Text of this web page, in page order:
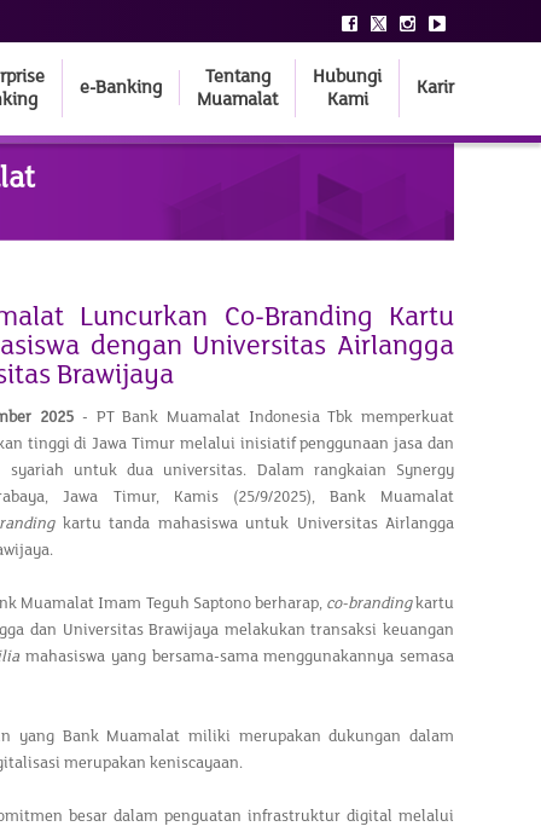
e-Banking
Tentang
Muamalat
Hubungi
Kami
Karir
Luncurkan Co-Branding Kartu
dengan Universitas Airlangga
Brawijaya
2025 - PT Bank Muamalat Indonesia Tbk memperkuat
tinggi di Jawa Timur melalui inisiatif penggunaan jasa dan
syariah untuk dua universitas. Dalam rangkaian Synergy
Jawa Timur, Kamis (25/9/2025), Bank Muamalat
kartu tanda mahasiswa untuk Universitas Airlangga
Muamalat Imam Teguh Saptono berharap, co-brandingkartu
dan Universitas Brawijaya melakukan transaksi keuangan
mahasiswa yang bersama-sama menggunakannya semasa
Bank Muamalat miliki merupakan dukungan dalam
merupakan keniscayaan.
besar dalam penguatan infrastruktur digital melalui